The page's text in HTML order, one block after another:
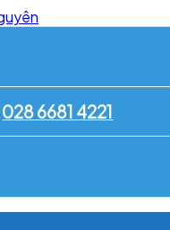
028 6681 4221